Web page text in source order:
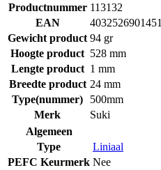
Productnummer 113132
EAN
4032526901451
Gewicht product 94 gr
Hoogte product 528 mm
Lengte product 1 mm
Breedte product 24 mm
Type(nummer)
500mm
Merk
Suki
Algemeen
Type
Liniaal
PEFC Keurmerk Nee